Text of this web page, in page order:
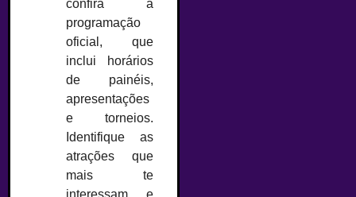
confira a
programação
oficial, que
inclui horários
de painéis,
apresentações
e torneios.
Identifique as
atrações que
mais te